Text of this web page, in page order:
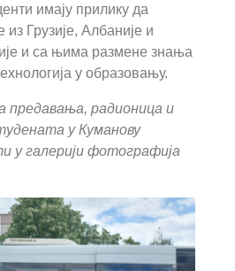
имају прилику да
Грузије, Албаније и
и са њима размене знања
у образовању.
предавања, радионица и
у Куманову
у галерији фотографија